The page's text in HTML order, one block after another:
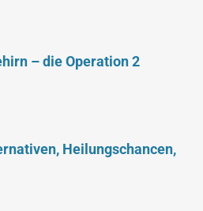
– die Operation 2
Heilungschancen,